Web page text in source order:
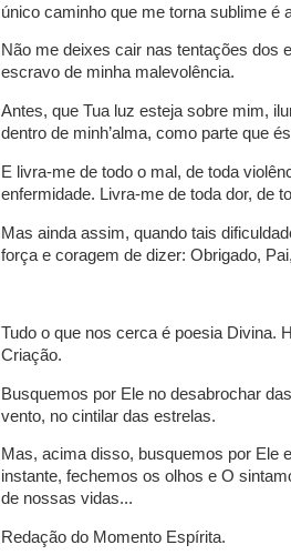
único caminho que me torna sublime é
Não me deixes cair nas tentações dos
escravo de minha malevolência.
Antes, que Tua luz esteja sobre mim,
dentro de minh’alma, como parte que
E livra-me de todo o mal, de toda
enfermidade. Livra-me de toda dor, de
Mas ainda assim, quando tais
força e coragem de dizer: Obrigado,
* *
Tudo o que nos cerca é poesia Divina.
Criação.
Busquemos por Ele no desabrochar
vento, no cintilar das estrelas.
Mas, acima disso, busquemos por Ele
instante, fechemos os olhos e O
de nossas vidas...
Redação do Momento Espírita.